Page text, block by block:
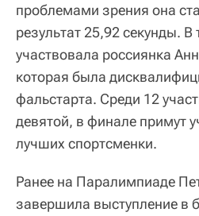
проблемами зрения она
результат 25,92 секунды. В
участвовала россиянка
которая была
фальстарта. Среди 12
девятой, в финале примут
лучших спортсменки.
Ранее на Паралимпиаде
завершила выступление в